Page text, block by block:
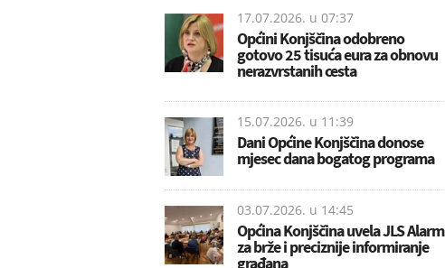
17.07.2026. u 07:37
Općini Konjščina odobreno
gotovo 25 tisuća eura za obnovu
nerazvrstanih cesta
15.07.2026. u 11:39
Dani Općine Konjščina donose
mjesec dana bogatog programa
03.07.2026. u 14:45
Općina Konjščina uvela JLS Alarm
za brže i preciznije informiranje
građana